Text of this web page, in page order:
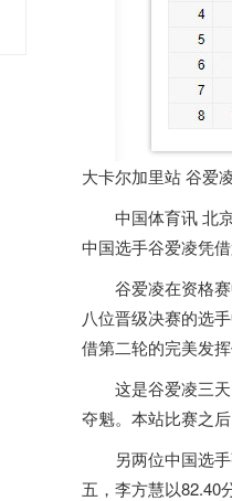
大卡尔加里站 谷爱
中国体育讯 北
中国选手谷爱凌凭
谷爱凌在资格
八位晋级决赛的选
借第二轮的完美发挥
这是谷爱凌三
夺魁。本站比赛之
另两位中国选
五，李方慧以82.40